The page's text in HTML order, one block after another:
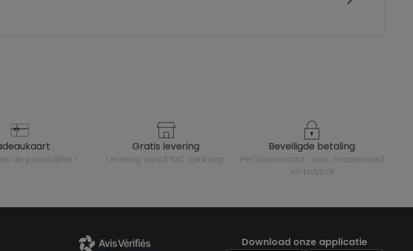
de possibilités !
gratis levering
levering vanaf 10€ aankoop
beveiligde betaling
per bancontact , visa , mastercard
en paypal
Download onze applicatie